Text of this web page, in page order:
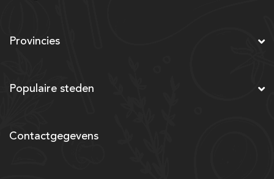
Provincies
Populaire steden
Contactgegevens